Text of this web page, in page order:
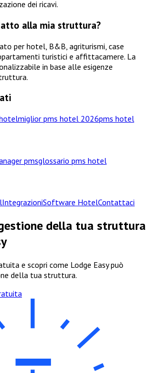
dei ricavi.
alla mia struttura?
per hotel, B&B, agriturismi, case
turistici e affittacamere. La
in base alle esigenze
miglior pms hotel 2026pms hotel
pmsglossario pms hotel
IntegrazioniSoftware HotelContattaci
della tua struttura
e scopri come Lodge Easy può
della tua struttura.